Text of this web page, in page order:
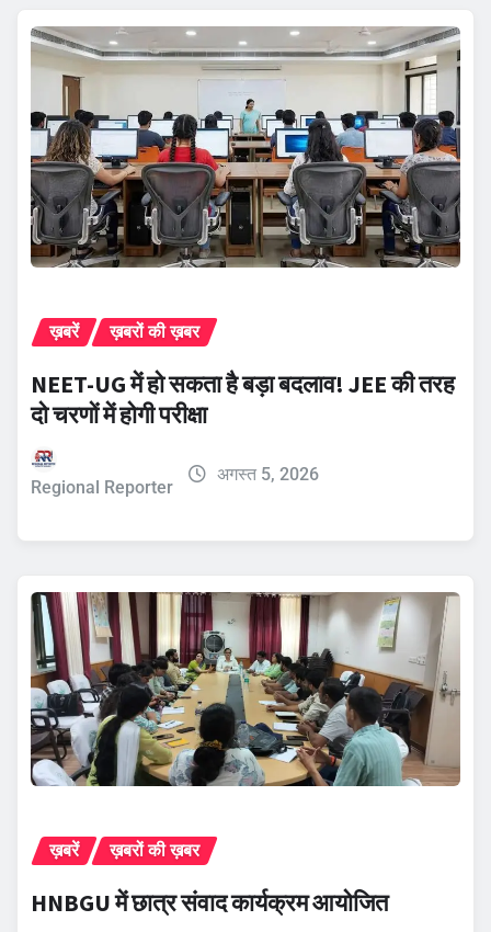
ख़बरें ख़बरों की ख़बर
NEET-UG में हो सकता है बड़ा बदलाव! JEE की तरह
दो चरणों में होगी परीक्षा
Regional Reporter
अगस्त 5, 2026
ख़बरें ख़बरों की ख़बर
HNBGU में छात्र संवाद कार्यक्रम आयोजित